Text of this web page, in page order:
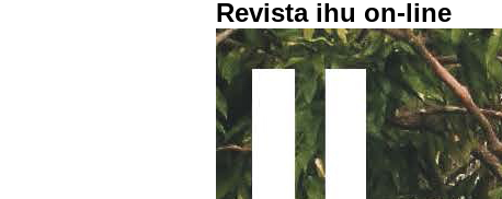
Revista ihu on-line